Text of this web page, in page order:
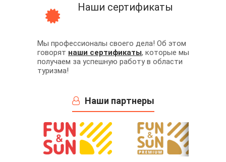
Наши сертификаты
Мы профессионалы своего дела! Об этом
говорят наши сертификаты, которые мы
получаем за успешную работу в области
туризма!
Наши партнеры